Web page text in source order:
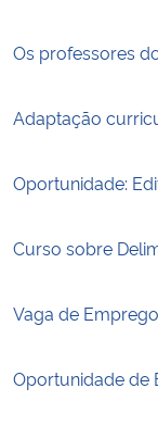
Gabinete de Segurança
Advocacia-Geral da
Banco Central do Brasil
Planalto
Os professores
Adaptação
Oportunidade:
Curso sobre
Vaga de
Oportunidade de